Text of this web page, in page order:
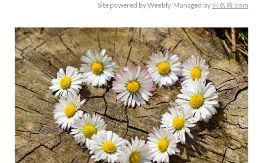
Site powered by Weebly. Managed by お名前.com